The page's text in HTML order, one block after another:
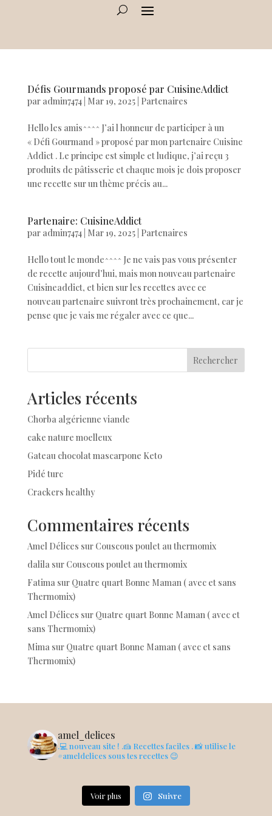
Défis Gourmands proposé par CuisineAddict
par admin7474| Mar 19, 2025| Partenaires
Hello les amis^^^^ J’ai l honneur de participer à un
« Défi Gourmand » proposé par mon partenaire Cuisine
Addict . Le principe est simple et ludique, j’ai reçu 3
produits de pâtisserie et chaque mois je dois proposer
une recette sur un thème précis au...
Partenaire: CuisineAddict
par admin7474| Mar 19, 2025| Partenaires
Hello tout le monde^^^^ Je ne vais pas vous présenter
de recette aujourd’hui, mais mon nouveau partenaire
Cuisineaddict, et bien sur les recettes avec ce
nouveau partenaire suivront très prochainement, car je
pense que je vais me régaler avec ce que...
Rechercher
Articles récents
Chorba algérienne viande
cake nature moelleux
Gateau chocolat mascarpone Keto
Pidé turc
Crackers healthy
Commentaires récents
Amel Délices sur Couscous poulet au thermomix
dalilasur Couscous poulet au thermomix
Fatimasur Quatre quart Bonne Maman ( avec et sans
Thermomix)
Amel Délices sur Quatre quart Bonne Maman ( avec et
sans Thermomix)
Mimasur Quatre quart Bonne Maman ( avec et sans
Thermomix)
amel_delices
.💻 nouveau site ! .🍰 Recettes faciles . 📸 utilise le
#ameldelices sous tes recettes 😉
Voir plus Suivre